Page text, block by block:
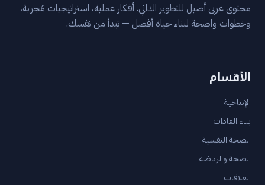
محتوى عربي أصيل للتطوير الذاتي. أفكار عملية، استراتيجيات مُجربة،
وخطوات واضحة لبناء حياة أفضل — تبدأ من نفسك.
الأقسام
الإنتاجية
بناء العادات
الصحة النفسية
الصحة والرياضة
العلاقات